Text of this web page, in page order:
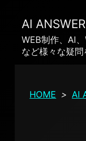
AI
WEB制作、AI
など様々な疑問
HOME > AI